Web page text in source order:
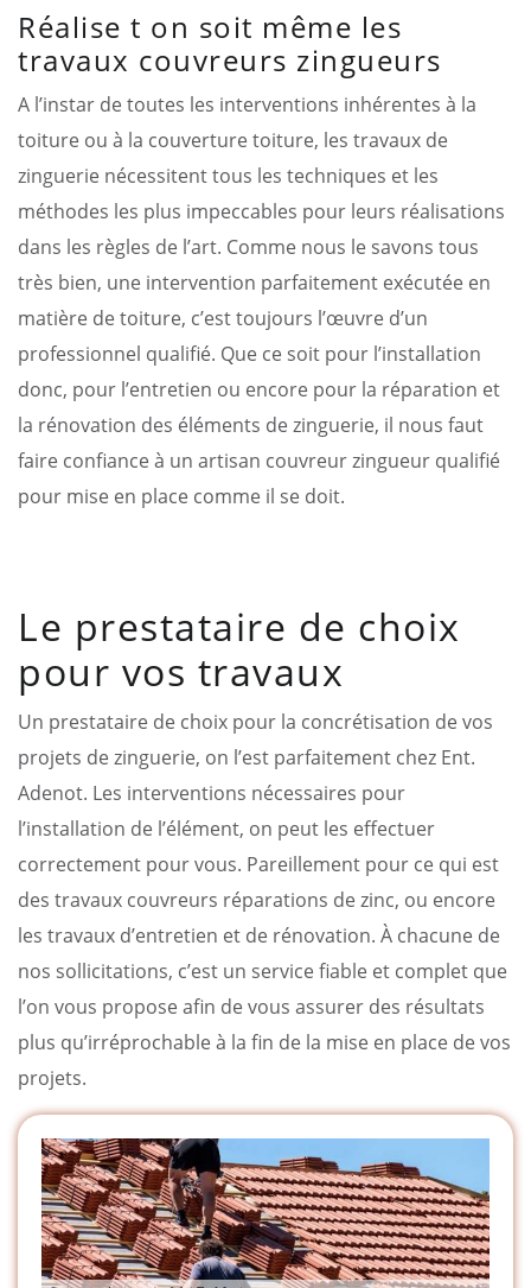
Réalise t on soit même les
travaux couvreurs zingueurs
A l’instar de toutes les interventions inhérentes à la
toiture ou à la couverture toiture, les travaux de
zinguerie nécessitent tous les techniques et les
méthodes les plus impeccables pour leurs réalisations
dans les règles de l’art. Comme nous le savons tous
très bien, une intervention parfaitement exécutée en
matière de toiture, c’est toujours l’œuvre d’un
professionnel qualifié. Que ce soit pour l’installation
donc, pour l’entretien ou encore pour la réparation et
la rénovation des éléments de zinguerie, il nous faut
faire confiance à un artisan couvreur zingueur qualifié
pour mise en place comme il se doit.
Le prestataire de choix
pour vos travaux
Un prestataire de choix pour la concrétisation de vos
projets de zinguerie, on l’est parfaitement chez Ent.
Adenot. Les interventions nécessaires pour
l’installation de l’élément, on peut les effectuer
correctement pour vous. Pareillement pour ce qui est
des travaux couvreurs réparations de zinc, ou encore
les travaux d’entretien et de rénovation. À chacune de
nos sollicitations, c’est un service fiable et complet que
l’on vous propose afin de vous assurer des résultats
plus qu’irréprochable à la fin de la mise en place de vos
projets.